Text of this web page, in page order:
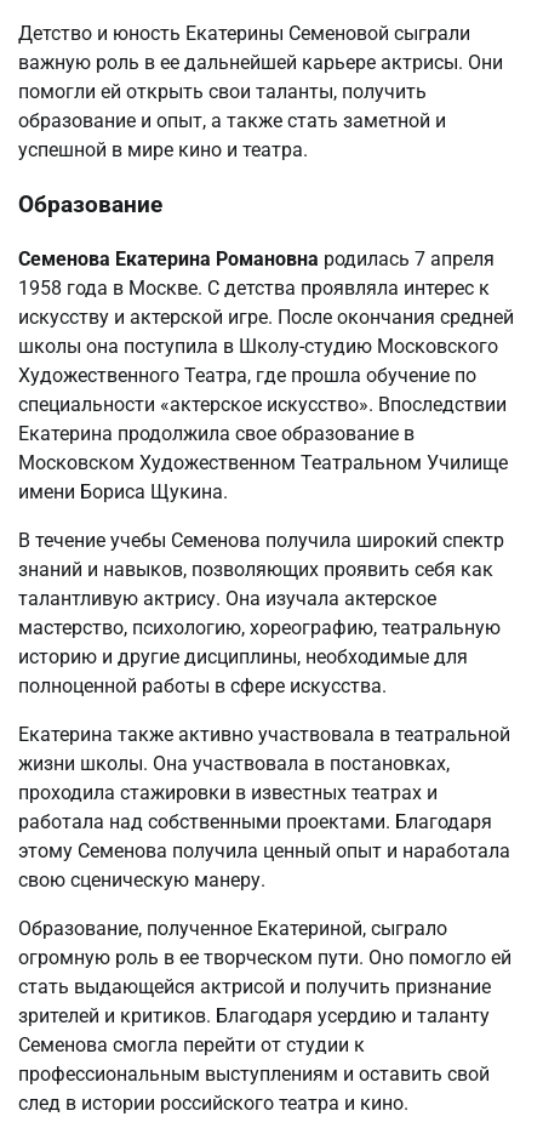
Детство и юность Екатерины Семеновой сыграли
важную роль в ее дальнейшей карьере актрисы. Они
помогли ей открыть свои таланты, получить
образование и опыт, а также стать заметной и
успешной в мире кино и театра.
Образование
Семенова Екатерина Романовна родилась 7 апреля
1958 года в Москве. С детства проявляла интерес к
искусству и актерской игре. После окончания средней
школы она поступила в Школу-студию Московского
Художественного Театра, где прошла обучение по
специальности «актерское искусство». Впоследствии
Екатерина продолжила свое образование в
Московском Художественном Театральном Училище
имени Бориса Щукина.
В течение учебы Семенова получила широкий спектр
знаний и навыков, позволяющих проявить себя как
талантливую актрису. Она изучала актерское
мастерство, психологию, хореографию, театральную
историю и другие дисциплины, необходимые для
полноценной работы в сфере искусства.
Екатерина также активно участвовала в театральной
жизни школы. Она участвовала в постановках,
проходила стажировки в известных театрах и
работала над собственными проектами. Благодаря
этому Семенова получила ценный опыт и наработала
свою сценическую манеру.
Образование, полученное Екатериной, сыграло
огромную роль в ее творческом пути. Оно помогло ей
стать выдающейся актрисой и получить признание
зрителей и критиков. Благодаря усердию и таланту
Семенова смогла перейти от студии к
профессиональным выступлениям и оставить свой
след в истории российского театра и кино.